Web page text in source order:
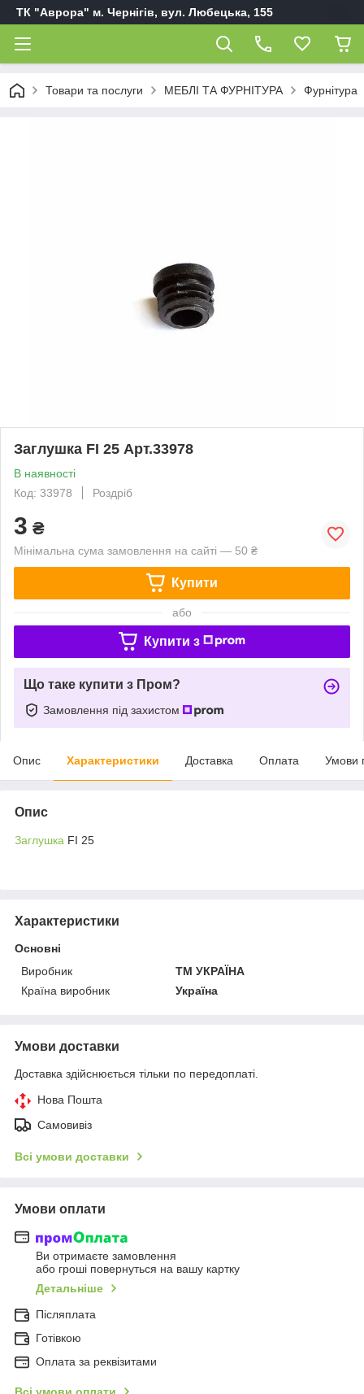
ТК "Аврора" м. Чернігів, вул. Любецька, 155
Товари та послуги МЕБЛІ ТА ФУРНІТУРА Фурнітура
Заглушка FI 25 Арт.33978
В наявності
Код: 33978
Роздріб
3 ₴
Мінімальна сума замовлення на сайті — 50 ₴
Купити
або
Купити з
Що таке купити з Пром?
Замовлення під захистом
Опис Характеристики Доставка Оплата Умови
Опис
Заглушка FI 25
Характеристики
Основні
Виробник
ТМ УКРАЇНА
Країна виробник
Україна
Умови доставки
Доставка здійснюється тільки по передоплаті.
Нова Пошта
Самовивіз
Всі умови доставки
Умови оплати
Ви отримаєте замовлення
або гроші повернуться на вашу картку
Детальніше
Післяплата
Готівкою
Оплата за реквізитами